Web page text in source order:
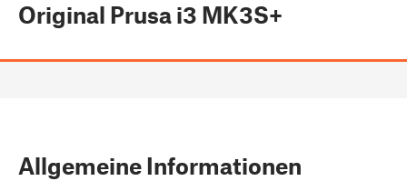
Original Prusa i3 MK3S+
Allgemeine Informationen